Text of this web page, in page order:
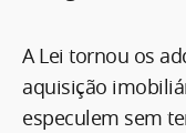
A Lei tornou os
aquisição
especulem sem